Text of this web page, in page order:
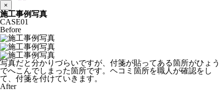
×
施工事例写真
CASE01
Before
写真だと分かりづらいですが、付箋が貼ってある箇所がひょう
でへこんでしまった箇所です。ヘコミ箇所を職人が確認をし
て、付箋を付けていきます。
After